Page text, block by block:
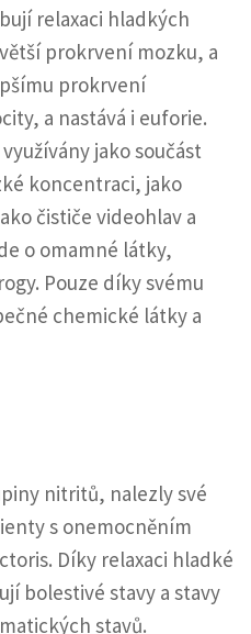
relaxaci hladkých
prokrvení mozku, a
prokrvení
a nastává i euforie.
využívány jako součást
koncentraci, jako
čističe videohlav a
o omamné látky,
Pouze díky svému
chemické látky a
nitritů, nalezly své
s onemocněním
Díky relaxaci hladké
bolestivé stavy a stavy
stavů.